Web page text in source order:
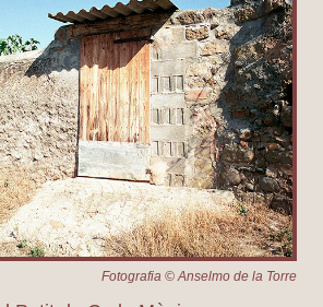
Fotografia © Anselmo de la Torre